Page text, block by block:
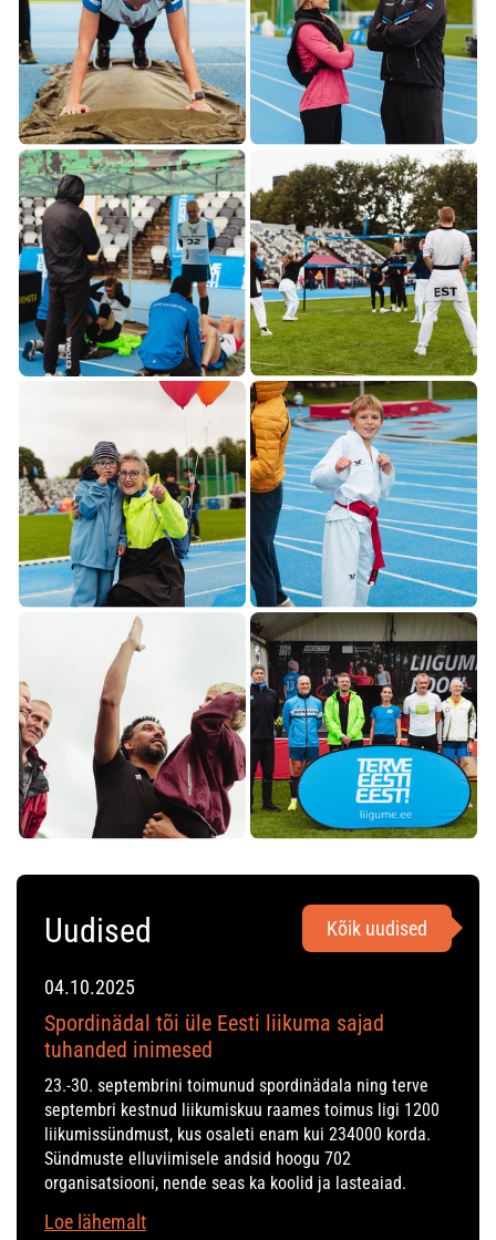
Uudised Kõik uudised
04.10.2025
Spordinädal tõi üle Eesti liikuma sajad
tuhanded inimesed
23.-30. septembrini toimunud spordinädala ning terve
septembri kestnud liikumiskuu raames toimus ligi 1200
liikumissündmust, kus osaleti enam kui 234000 korda.
Sündmuste elluviimisele andsid hoogu 702
organisatsiooni, nende seas ka koolid ja lasteaiad.
Loe lähemalt